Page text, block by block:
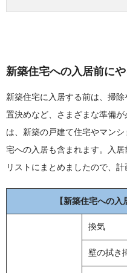
新築住宅への入居前に
新築住宅に入居する前は、掃
置決めなど、さまざまな準備
は、新築の戸建て住宅やマン
宅への入居も含まれます。入
リストにまとめましたので、計
【新築住宅への入
換気
壁の拭き